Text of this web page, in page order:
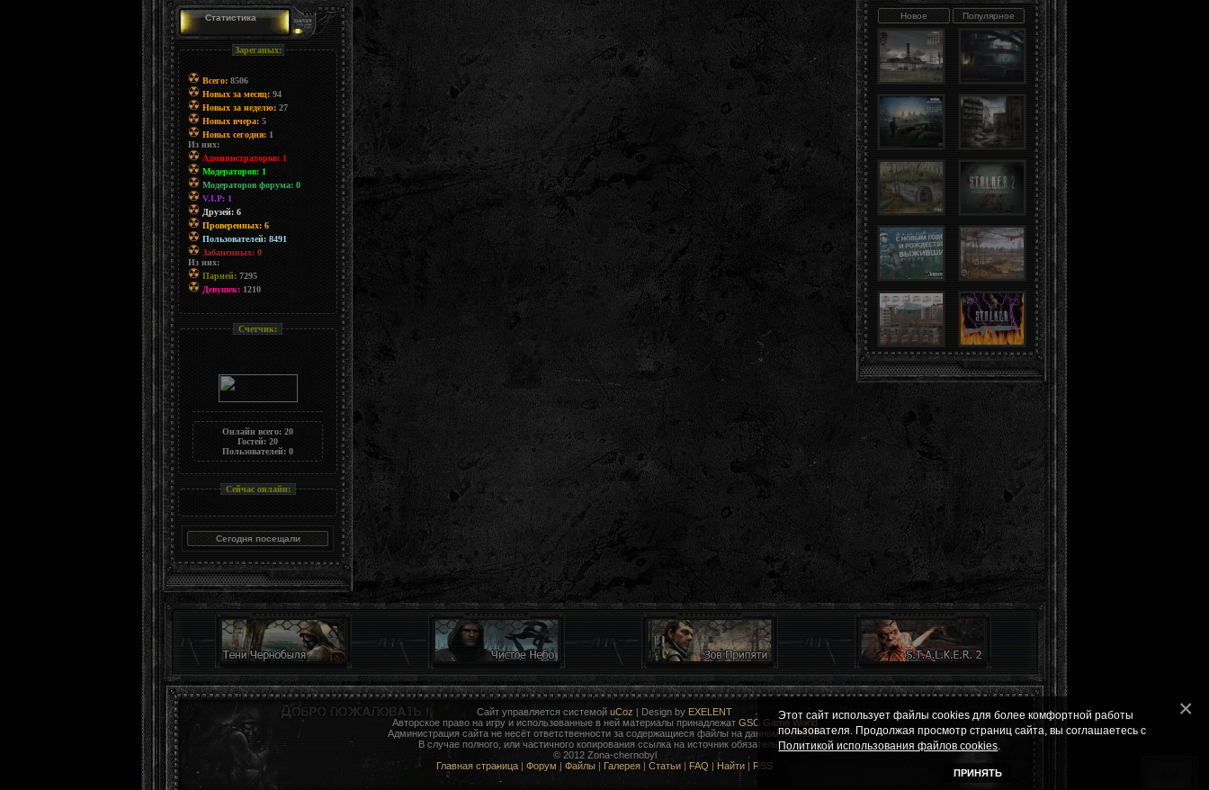
Статистика
Зареганых:
Всего:8506
Новых за месяц:94
Новых за неделю:27
Новых вчера:5
Новых сегодня:1
Из них:
Администраторов: 1
Модераторов: 1
Модераторов форума: 0
V.I.P: 1
Друзей: 6
Проверенных: 6
Пользователей: 8491
Забаненных: 0
Из них:
Парней:7295
Девушек:1210
Счетчик:
Онлайн всего: 20
Гостей: 20
Пользователей: 0
Сейчас онлайн:
Сайт управляется системой uCoz | Design by EXELENT
Авторское право на игру и использованные в ней материалы принадлежат GSC Game World
Администрация сайта не несёт ответственности за содержащиеся файлы на данном портале.
В случае полного, или частичного копирования ссылка на источник обязательна!
© 2012 Zona-chernobyl
Главная страница | Форум | Файлы | Галерея | Статьи | FAQ | Найти | RSS
Этот сайт использует файлы cookies для более комфортной работы
пользователя. Продолжая просмотр страниц сайта, вы соглашаетесь с
Политикой использования файлов cookies
ПРИНЯТЬ